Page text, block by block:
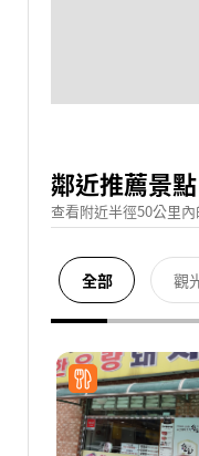
鄰近推薦景點
查看附近半徑50公里
全部 觀